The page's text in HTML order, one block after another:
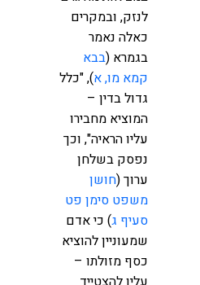
לנזק, ובמקרים
כאלה נאמר
בגמרא (בבא
קמא מו, א), "כלל
גדול בדין –
המוציא מחבירו
עליו הראיה", וכך
נפסק בשלחן
ערוך (חושן
משפט סימן פט
סעיף ג) כי אדם
שמעוניין להוציא
כסף מזולתו –